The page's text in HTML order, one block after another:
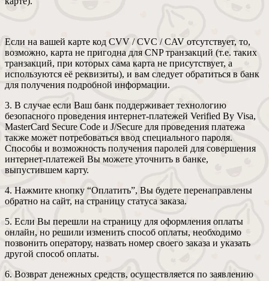
Если на вашей карте код CVV / CVC / CAV отсутствует, то,
возможно, карта не пригодна для CNP транзакций (т.е. таких
транзакций, при которых сама карта не присутствует, а
используются её реквизиты), и вам следует обратиться в банк
для получения подробной информации.
3. В случае если Ваш банк поддерживает технологию
безопасного проведения интернет-платежей Verified By Visa,
MasterCard Secure Code и J/Secure для проведения платежа
также может потребоваться ввод специального пароля.
Способы и возможность получения паролей для совершения
интернет-платежей Вы можете уточнить в банке,
выпустившем карту.
4. Нажмите кнопку “Оплатить”, Вы будете перенаправлены
обратно на сайт, на страницу статуса заказа.
5. Если Вы перешли на страницу для оформления оплаты
онлайн, но решили изменить способ оплаты, необходимо
позвонить оператору, назвать номер своего заказа и указать
другой способ оплаты.
6. Возврат денежных средств, осуществляется по заявлению